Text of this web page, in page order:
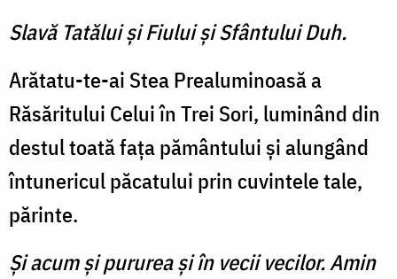
Slavă Tatălui şi Fiului şi Sfântului Duh.
Arătatu-te-ai Stea Prealuminoasă a
Răsăritului Celui în Trei Sori, luminând din
destul toată faţa pământului şi alungând
întunericul păcatului prin cuvintele tale,
părinte.
Şi acum şi pururea şi în vecii vecilor. Amin